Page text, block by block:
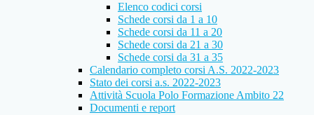
Elenco codici corsi
Schede corsi da 1 a 10
Schede corsi da 11 a 20
Schede corsi da 21 a 30
Schede corsi da 31 a 35
Calendario completo corsi A.S. 2022-2023
Stato dei corsi a.s. 2022-2023
Attività Scuola Polo Formazione Ambito 22
Documenti e report